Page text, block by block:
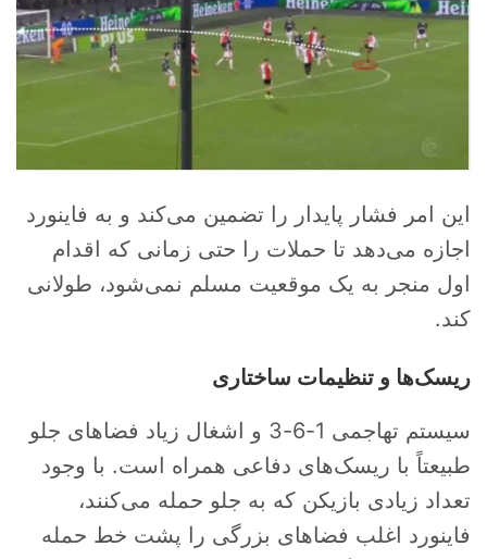
این امر فشار پایدار را تضمین می‌کند و به فاینورد
اجازه می‌دهد تا حملات را حتی زمانی که اقدام
اول منجر به یک موقعیت مسلم نمی‌شود، طولانی
کند.
ریسک‌ها و تنظیمات ساختاری
سیستم تهاجمی 1-6-3 و اشغال زیاد فضاهای جلو
طبیعتاً با ریسک‌های دفاعی همراه است. با وجود
تعداد زیادی بازیکن که به جلو حمله می‌کنند،
فاینورد اغلب فضاهای بزرگی را پشت خط حمله